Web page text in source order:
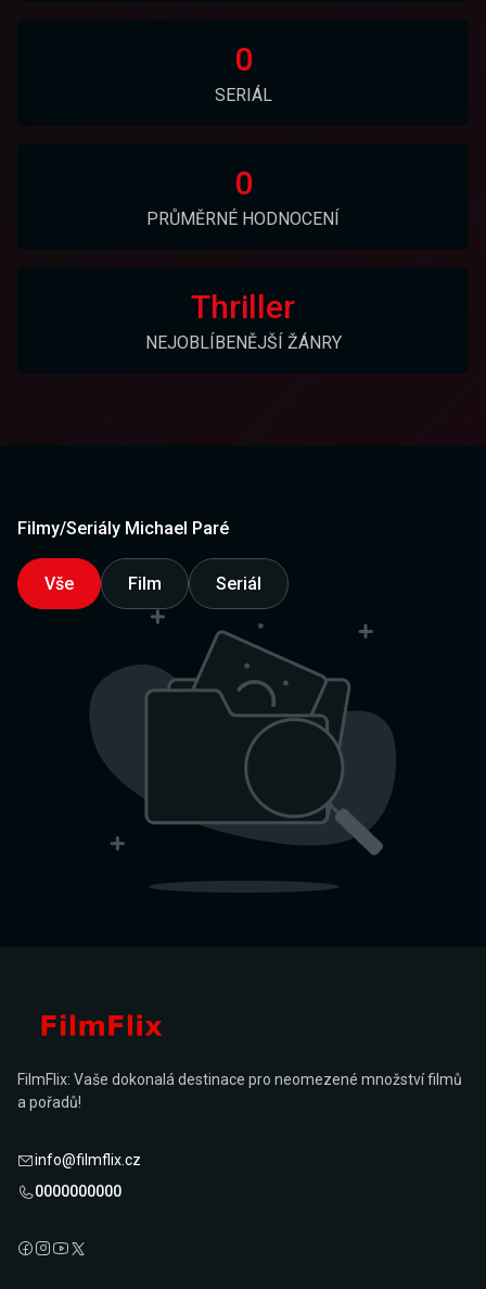
0
SERIÁL
0
PRŮMĚRNÉ HODNOCENÍ
Thriller
NEJOBLÍBENĚJŠÍ ŽÁNRY
Filmy/Seriály Michael Paré
Vše Film Seriál
FilmFlix: Vaše dokonalá destinace pro neomezené množství filmů
a pořadů!
info@filmflix.cz
0000000000